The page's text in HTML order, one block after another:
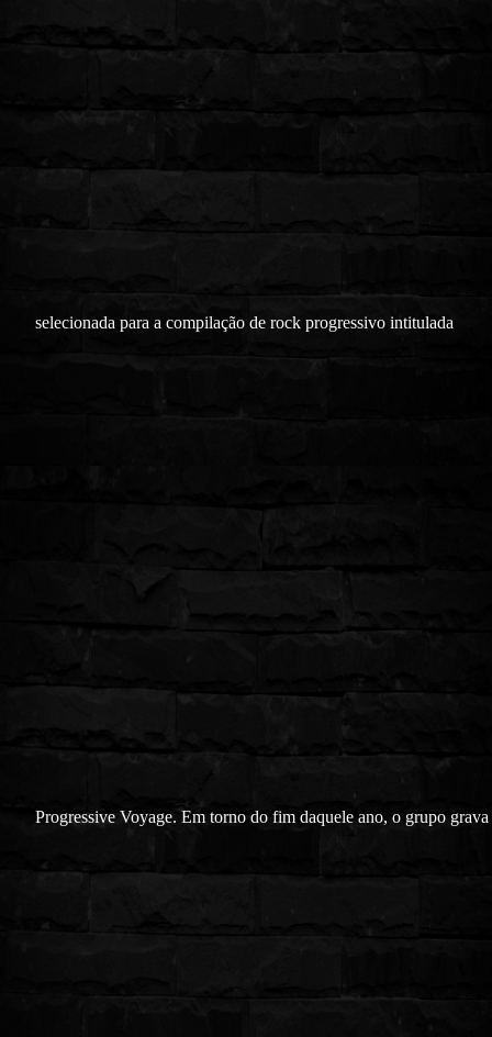
selecionada para a compilação de rock progressivo intitulada
Progressive Voyage. Em torno do fim daquele ano, o grupo grava